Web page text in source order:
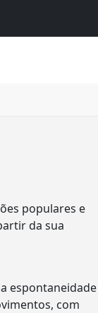
populares e
da sua
espontaneidade
com